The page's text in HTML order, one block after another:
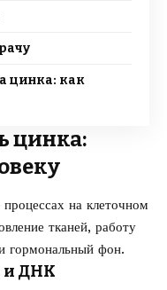
цинка: как
цинка:
на клеточном
тканей, работу
гормональный фон.
и ДНК